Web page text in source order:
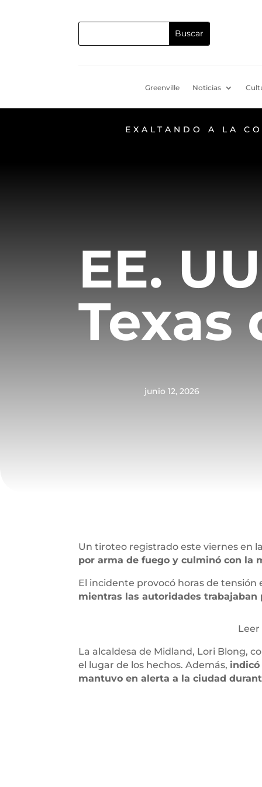
Greenville Noticias
EXALTANDO A LA
EE.
Texas
junio 12, 2026
Un tiroteo registrado este viernes en
por arma de fuego y culminó con la
El incidente provocó horas de
mientras las autoridades
La alcaldesa de Midland, Lori Blong,
el lugar de los hechos. Además, indicó
mantuvo en alerta a la ciudad